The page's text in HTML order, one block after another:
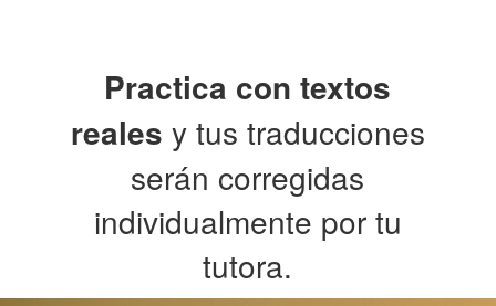
Practica con textos
reales y tus traducciones
serán corregidas
individualmente por tu
tutora.